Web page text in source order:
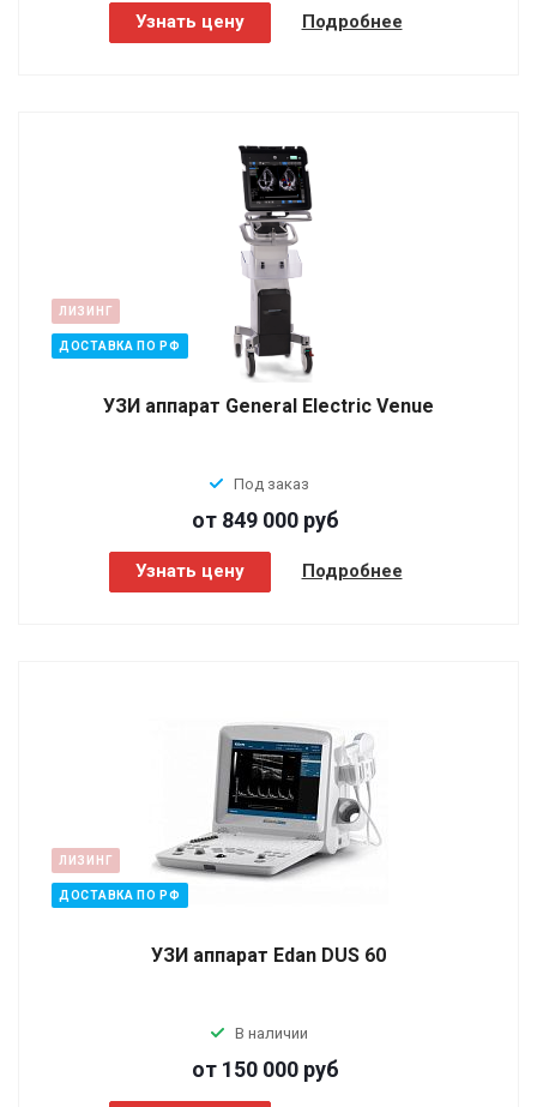
Узнать цену Подробнее
ЛИЗИНГ
ДОСТАВКА ПО РФ
УЗИ аппарат General Electric Venue
Под заказ
от 849 000 руб
Узнать цену Подробнее
ЛИЗИНГ
ДОСТАВКА ПО РФ
УЗИ аппарат Edan DUS 60
В наличии
от 150 000 руб